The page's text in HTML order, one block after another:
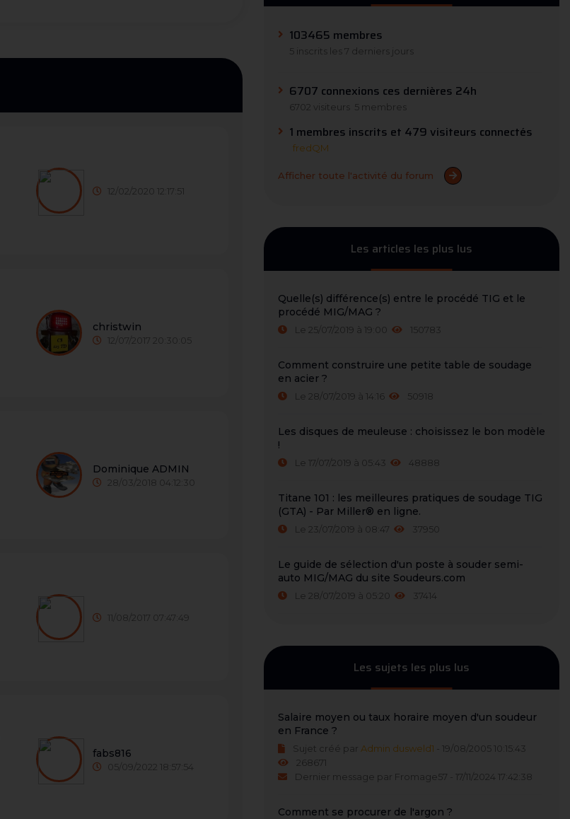
12/02/2020 12:17:51
christwin
12/07/2017 20:30:05
Dominique ADMIN
28/03/2018 04:12:30
11/08/2017 07:47:49
fabs816
05/09/2022 18:57:54
103465 membres
5 inscrits les 7 derniers jours
6707 connexions ces dernières 24h
6702 visiteurs 5 membres
1 membres inscrits et 479 visiteurs connectés
fredQM
Afficher toute l'activité du forum
Les articles les plus lus
Quelle(s) différence(s) entre le procédé TIG et le
procédé MIG/MAG ?
Le 25/07/2019 à 19:00 150783
Comment construire une petite table de soudage
en acier ?
Le 28/07/2019 à 14:16 50918
Les disques de meuleuse : choisissez le bon modèle
!
Le 17/07/2019 à 05:43 48888
Titane 101 : les meilleures pratiques de soudage TIG
(GTA) - Par Miller® en ligne.
Le 23/07/2019 à 08:47 37950
Le guide de sélection d'un poste à souder semi-
auto MIG/MAG du site Soudeurs.com
Le 28/07/2019 à 05:20 37414
Les sujets les plus lus
Salaire moyen ou taux horaire moyen d'un soudeur
en France ?
Sujet créé par Admin dusweld1 - 19/08/2005 10:15:43
268671
Dernier message par Fromage57 - 17/11/2024 17:42:38
Comment se procurer de l'argon ?